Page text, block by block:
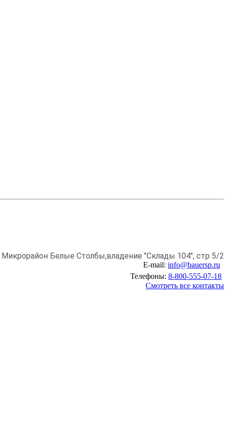
Микрорайон Белые Столбы,владение "Склады 104", стр 5/2
E-mail: info@bauersp.ru
Телефоны: 8-800-555-07-18
Смотреть все контакты